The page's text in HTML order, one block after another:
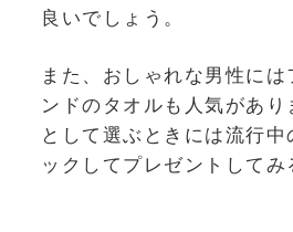
良いでしょう。
また、おしゃれな男性には
ンドのタオルも人気があり
として選ぶときには流行
ックしてプレゼントしてみ